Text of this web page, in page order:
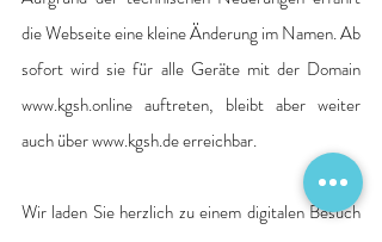
die Webseite eine kleine Änderung im Namen. Ab
sofort wird sie für alle Geräte mit der Domain
www.kgsh.online auftreten, bleibt aber weiter
auch über www.kgsh.de erreichbar.
Wir laden Sie herzlich zu einem digitalen Besuch